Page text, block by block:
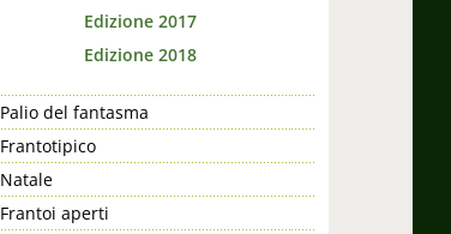
Edizione 2017
Edizione 2018
Palio del fantasma
Frantotipico
Natale
Frantoi aperti